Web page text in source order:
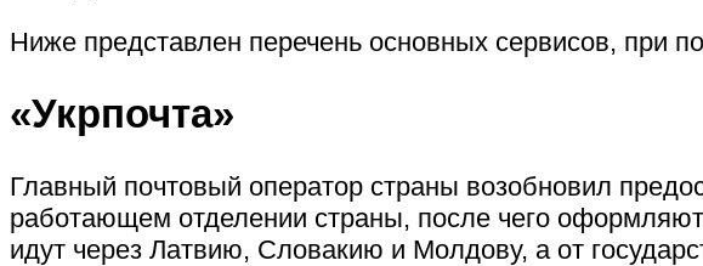
Ниже представлен перечень основных сервисов, при
«Укрпочта»
Главный почтовый оператор страны возобновил
работающем отделении страны, после чего
идут через Латвию, Словакию и Молдову, а от